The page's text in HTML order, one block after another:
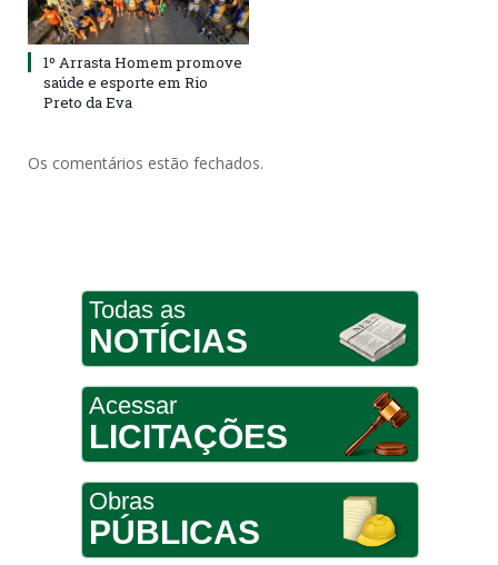
1º Arrasta Homem promove
saúde e esporte em Rio
Preto da Eva
Os comentários estão fechados.
Todas as
NOTÍCIAS
Acessar
LICITAÇÕES
Obras
PÚBLICAS